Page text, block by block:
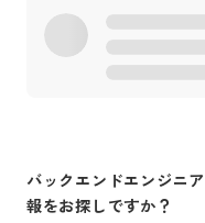
バックエンドエンジニア
報をお探しですか？